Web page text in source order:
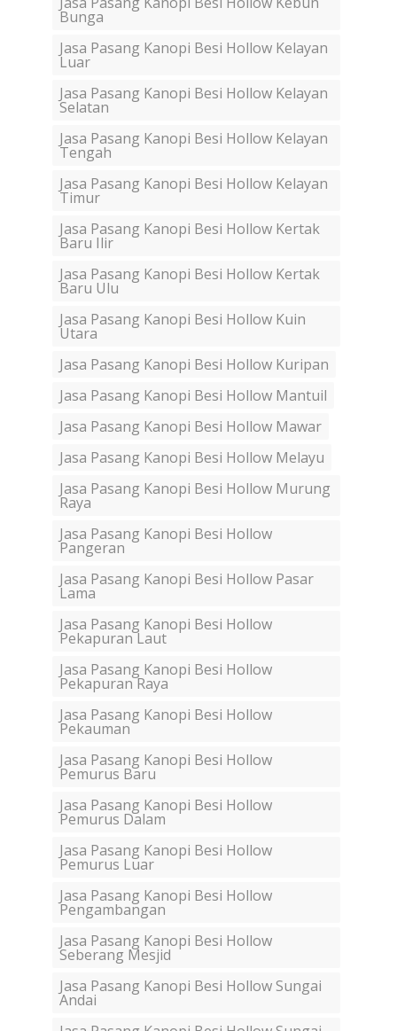
Bunga
Jasa Pasang Kanopi Besi Hollow Kelayan
Luar
Jasa Pasang Kanopi Besi Hollow Kelayan
Selatan
Jasa Pasang Kanopi Besi Hollow Kelayan
Tengah
Jasa Pasang Kanopi Besi Hollow Kelayan
Timur
Jasa Pasang Kanopi Besi Hollow Kertak
Baru Ilir
Jasa Pasang Kanopi Besi Hollow Kertak
Baru Ulu
Jasa Pasang Kanopi Besi Hollow Kuin
Utara
Jasa Pasang Kanopi Besi Hollow Kuripan
Jasa Pasang Kanopi Besi Hollow Mantuil
Jasa Pasang Kanopi Besi Hollow Mawar
Jasa Pasang Kanopi Besi Hollow Melayu
Jasa Pasang Kanopi Besi Hollow Murung
Raya
Jasa Pasang Kanopi Besi Hollow
Pangeran
Jasa Pasang Kanopi Besi Hollow Pasar
Lama
Jasa Pasang Kanopi Besi Hollow
Pekapuran Laut
Jasa Pasang Kanopi Besi Hollow
Pekapuran Raya
Jasa Pasang Kanopi Besi Hollow
Pekauman
Jasa Pasang Kanopi Besi Hollow
Pemurus Baru
Jasa Pasang Kanopi Besi Hollow
Pemurus Dalam
Jasa Pasang Kanopi Besi Hollow
Pemurus Luar
Jasa Pasang Kanopi Besi Hollow
Pengambangan
Jasa Pasang Kanopi Besi Hollow
Seberang Mesjid
Jasa Pasang Kanopi Besi Hollow Sungai
Andai